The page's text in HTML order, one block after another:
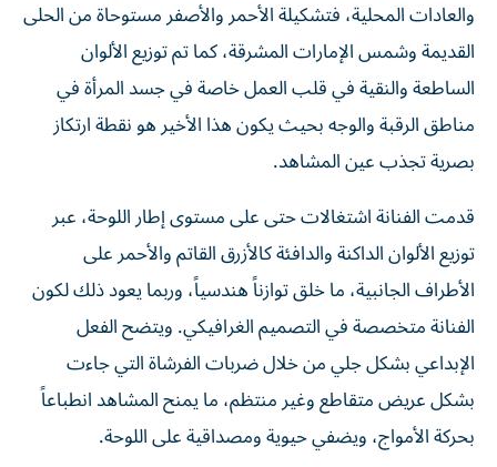
والعادات المحلية، فتشكيلة الأحمر والأصفر مستوحاة من الحلى
القديمة وشمس الإمارات المشرقة، كما تم توزيع الألوان
الساطعة والنقية في قلب العمل خاصة في جسد المرأة في
مناطق الرقبة والوجه بحيث يكون هذا الأخير هو نقطة ارتكاز
بصرية تجذب عين المشاهد.
قدمت الفنانة اشتغالات حتى على مستوى إطار اللوحة، عبر
توزيع الألوان الداكنة والدافئة كالأزرق القاتم والأحمر على
الأطراف الجانبية، ما خلق توازناً هندسياً، وربما يعود ذلك لكون
الفنانة متخصصة في التصميم الغرافيكي. ويتضح الفعل
الإبداعي بشكل جلي من خلال ضربات الفرشاة التي جاءت
بشكل عريض متقاطع وغير منتظم، ما يمنح المشاهد انطباعاً
بحركة الأمواج، ويضفي حيوية ومصداقية على اللوحة.